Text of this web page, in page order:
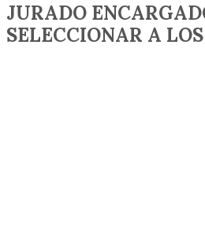
JURADO
SELECCIONAR A